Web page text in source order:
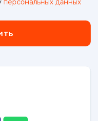
персональных данных